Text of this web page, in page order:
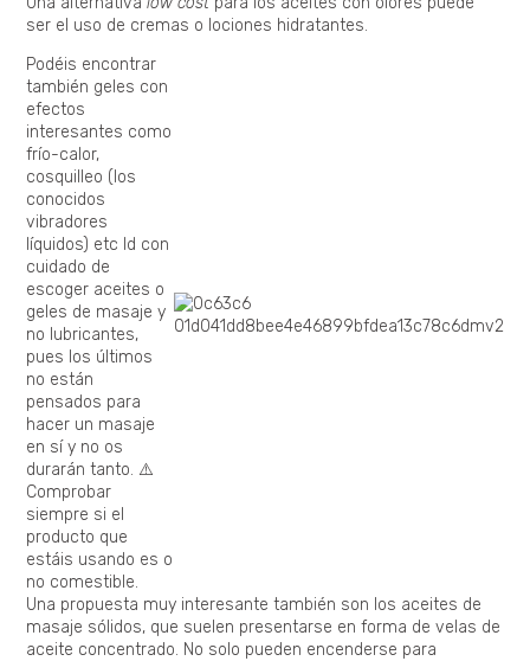
ser el uso de cremas o lociones hidratantes.
Podéis encontrar
también geles con
efectos
interesantes como
frío-calor,
cosquilleo (los
conocidos
vibradores
líquidos) etc Id con
cuidado de
escoger aceites o
geles de masaje y
no lubricantes,
pues los últimos
no están
pensados para
hacer un masaje
en sí y no os
durarán tanto. ⚠️
Comprobar
siempre si el
producto que
estáis usando es o
no comestible.
Una propuesta muy interesante también son los aceites de
masaje sólidos, que suelen presentarse en forma de velas de
aceite concentrado. No solo pueden encenderse para